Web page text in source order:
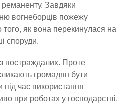
реманенту. Завдяки
вогнеборців пожежу
того, як вона перекинулася на
споруди.
постраждалих. Проте
громадян бути
час використання
при роботах у господарстві.